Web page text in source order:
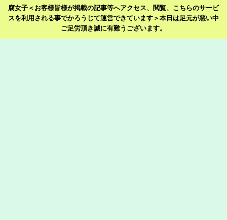
腐女子＜お客様皆様が掲載の記事等へアクセス、閲覧、こちらのサービ
スを利用される事でかろうじて運営できています＞本日は足元が悪い中
ご足労頂き誠に有難うございます。